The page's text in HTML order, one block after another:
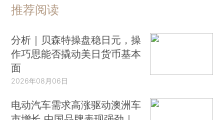
推荐阅读
分析｜贝森特操盘稳日元，操
作巧思能否撬动美日货币基本
面
2026年08月06日
电动汽车需求高涨驱动澳洲车